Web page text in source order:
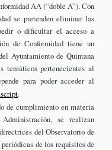
AA (“doble A”). Con
se pretenden eliminar las
o dificultar el acceso a
de Conformidad tiene un
Ayuntamiento de Quintana
temáticos pertenecientes al
para poder acceder al
.
de cumplimiento en materia
se realizan
del Observatorio de
de los requisitos de